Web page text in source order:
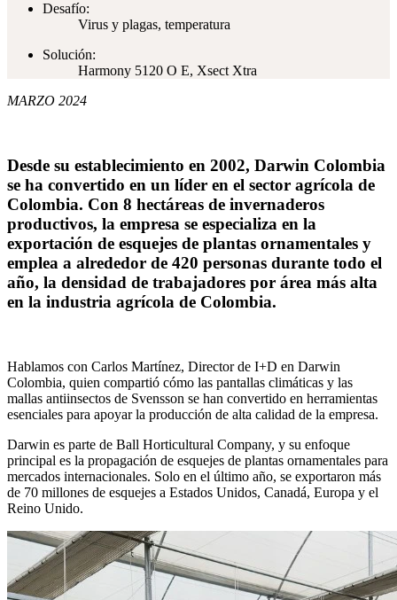
Desafío:
Virus y plagas, temperatura
Solución:
Harmony 5120 O E, Xsect Xtra
MARZO 2024
Desde su establecimiento en 2002, Darwin Colombia
se ha convertido en un líder en el sector agrícola de
Colombia. Con 8 hectáreas de invernaderos
productivos, la empresa se especializa en la
exportación de esquejes de plantas ornamentales y
emplea a alrededor de 420 personas durante todo el
año, la densidad de trabajadores por área más alta
en la industria agrícola de Colombia.
Hablamos con Carlos Martínez, Director de I+D en Darwin
Colombia, quien compartió cómo las pantallas climáticas y las
mallas antiinsectos de Svensson se han convertido en herramientas
esenciales para apoyar la producción de alta calidad de la empresa.
Darwin es parte de Ball Horticultural Company, y su enfoque
principal es la propagación de esquejes de plantas ornamentales para
mercados internacionales. Solo en el último año, se exportaron más
de 70 millones de esquejes a Estados Unidos, Canadá, Europa y el
Reino Unido.